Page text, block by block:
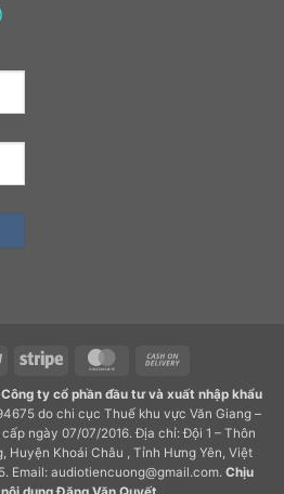
PayPal Stripe MasterCard
Delivery
Công ty cổ phần đầu tư và xuất nhập khẩu
do chi cục Thuế khu vực Văn Giang –
cấp ngày 07/07/2016. Địa chỉ: Đội 1 – Thôn
Huyện Khoái Châu , Tỉnh Hưng Yên, Việt
Email: audiotiencuong@gmail.com. Chịu